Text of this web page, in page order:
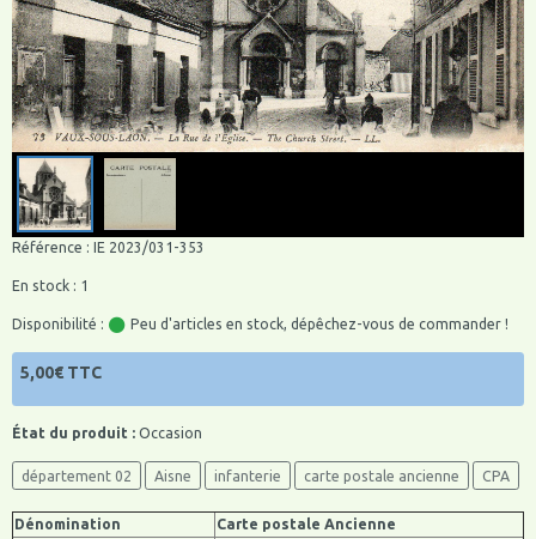
Référence : IE 2023/031-353
En stock : 1
Disponibilité : Peu d'articles en stock, dépêchez-vous de commander !
5,00€ TTC
État du produit : Occasion
département 02 Aisne infanterie carte postale ancienne CPA
Dénomination
Carte postale Ancienne